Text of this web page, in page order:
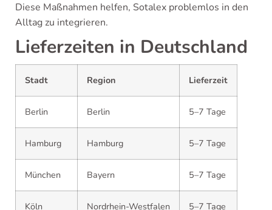
Diese Maßnahmen helfen, Sotalex problemlos in den
Alltag zu integrieren.
Lieferzeiten in Deutschland
Stadt Region Lieferzeit
Berlin Berlin 5–7 Tage
Hamburg Hamburg 5–7 Tage
München Bayern 5–7 Tage
Köln Nordrhein-Westfalen 5–7 Tage